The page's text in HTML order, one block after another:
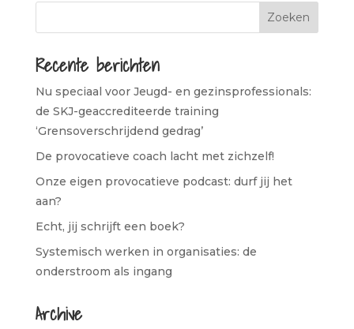
Recente berichten
Nu speciaal voor Jeugd- en gezinsprofessionals:
de SKJ-geaccrediteerde training
‘Grensoverschrijdend gedrag’
De provocatieve coach lacht met zichzelf!
Onze eigen provocatieve podcast: durf jij het
aan?
Echt, jij schrijft een boek?
Systemisch werken in organisaties: de
onderstroom als ingang
Archive